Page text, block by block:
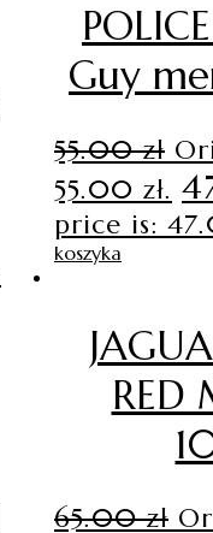
Guy
55.00zł
55.00 zł.
price is:
koszyka
RED
65.00zł